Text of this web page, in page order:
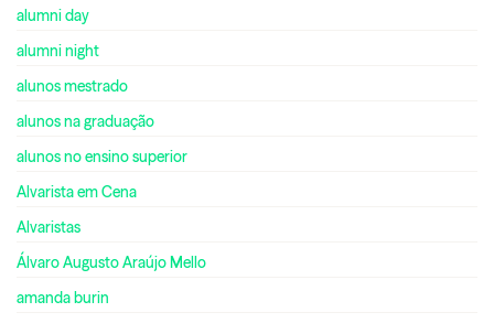
alumni day
alumni night
alunos mestrado
alunos na graduação
alunos no ensino superior
Alvarista em Cena
Alvaristas
Álvaro Augusto Araújo Mello
amanda burin